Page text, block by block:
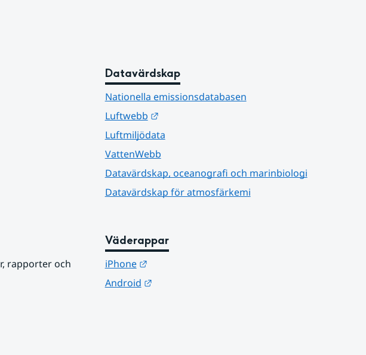
Datavärdskap
Nationella emissionsdatabasen
Luftwebb
Länk till annan webbplats.
Luftmiljödata
VattenWebb
Datavärdskap, oceanografi och marinbiologi
Datavärdskap för atmosfärkemi
rapporter och
Väderappar
iPhone
Länk till annan webbplats.
Android
Länk till annan webbplats.